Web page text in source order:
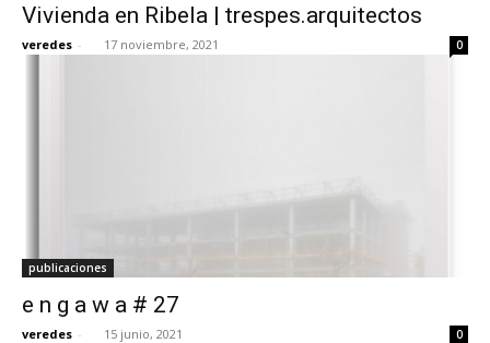
Vivienda en Ribela | trespes.arquitectos
veredes - 17 noviembre, 2021 0
publicaciones
e n g a w a # 27
veredes - 15 junio, 2021 0